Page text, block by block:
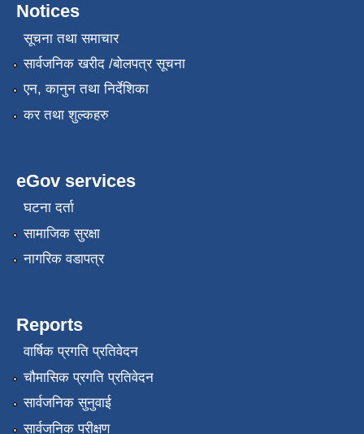
Notices
सूचना तथा समाचार
सार्वजनिक खरीद /बोलपत्र सूचना
एन, कानुन तथा निर्देशिका
कर तथा शुल्कहरु
eGov services
घटना दर्ता
सामाजिक सुरक्षा
नागरिक वडापत्र
Reports
वार्षिक प्रगति प्रतिवेदन
चौमासिक प्रगति प्रतिवेदन
सार्वजनिक सुनुवाई
सार्वजनिक परीक्षण